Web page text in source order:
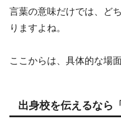
言葉の意味だけでは、ど
りますよね。
ここからは、具体的な場
出身校を伝えるなら